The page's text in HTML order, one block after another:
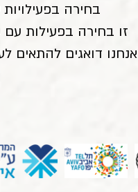
בחירה
זו בחירה בפעילות עם
אנחנו דואגים להתאים